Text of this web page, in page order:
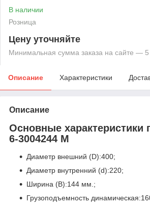
В наличии
Розница
Цену уточняйте
Минимальная сумма заказа на сайте —
Описание Характеристики
Описание
Основные характеристики
6-3004244 М
Диаметр внешний (D):400;
Диаметр внутренний (d):220;
Ширина (В):144 мм.;
Грузоподъемность